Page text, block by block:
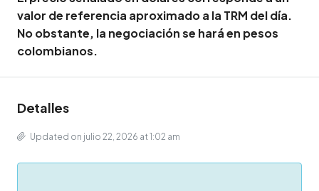
valor de referencia aproximado a la TRM del día.
No obstante, la negociación se hará en pesos
colombianos.
Detalles
Updated on julio 22, 2026 at 1:02 am